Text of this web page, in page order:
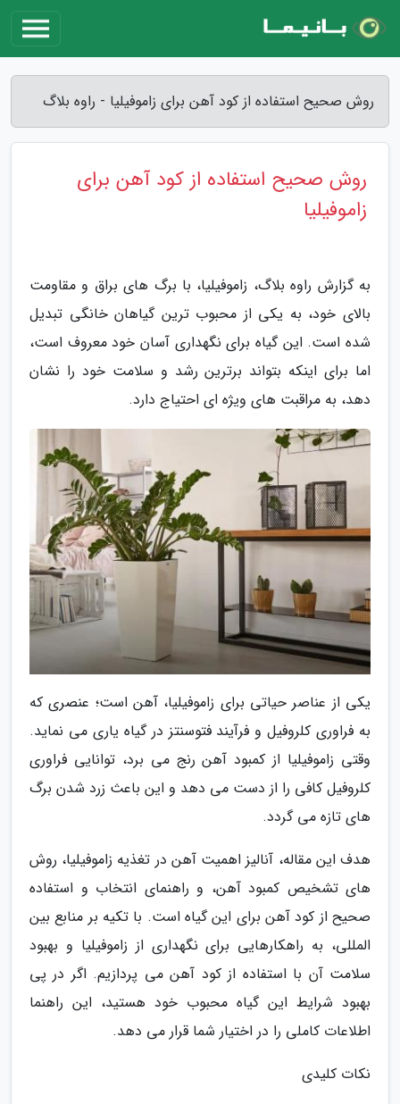
روش صحیح استفاده از کود آهن برای زاموفیلیا - راوه بلاگ
روش صحیح استفاده از کود آهن برای
زاموفیلیا
به گزارش راوه بلاگ، زاموفیلیا، با برگ های براق و مقاومت
بالای خود، به یکی از محبوب ترین گیاهان خانگی تبدیل
شده است. این گیاه برای نگهداری آسان خود معروف است،
اما برای اینکه بتواند برترین رشد و سلامت خود را نشان
دهد، به مراقبت های ویژه ای احتیاج دارد.
یکی از عناصر حیاتی برای زاموفیلیا، آهن است؛ عنصری که
به فراوری کلروفیل و فرآیند فتوسنتز در گیاه یاری می نماید.
وقتی زاموفیلیا از کمبود آهن رنج می برد، توانایی فراوری
کلروفیل کافی را از دست می دهد و این باعث زرد شدن برگ
های تازه می گردد.
هدف این مقاله، آنالیز اهمیت آهن در تغذیه زاموفیلیا، روش
های تشخیص کمبود آهن، و راهنمای انتخاب و استفاده
صحیح از کود آهن برای این گیاه است. با تکیه بر منابع بین
المللی، به راهکارهایی برای نگهداری از زاموفیلیا و بهبود
سلامت آن با استفاده از کود آهن می پردازیم. اگر در پی
بهبود شرایط این گیاه محبوب خود هستید، این راهنما
اطلاعات کاملی را در اختیار شما قرار می دهد.
نکات کلیدی